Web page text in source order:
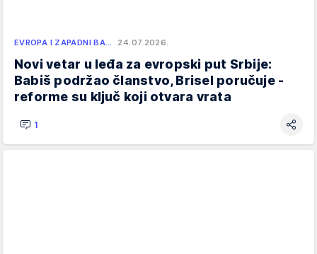
EVROPA I ZAPADNI BA… 24.07.2026.
Novi vetar u leđa za evropski put Srbije:
Babiš podržao članstvo, Brisel poručuje -
reforme su ključ koji otvara vrata
1